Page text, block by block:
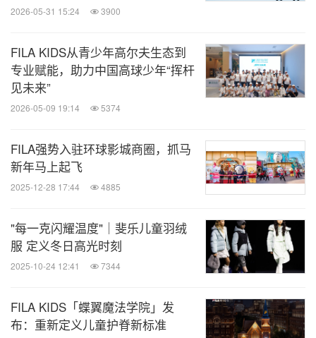
大秀第四章节以“钻石杯联名”为主题，参赛选手上身
FILA KIDS钻石杯联名款单品进行走秀，展现独属下
一代传奇的自信、朝气与坚定，诠释GEN ALFA「看
好我这场」的风采。最后“即刻起势”，所有选手在秀
场做发球准备，全力挥拍，打出自己的制胜ACE球，
幕。
2026-05-31 15:24 3900
FILA KIDS从青少年高尔夫生态到
专业赋能，助力中国高球少年“挥杆
见未来”
2026-05-09 19:14 5374
FILA强势入驻环球影城商圈，抓马
新年马上起飞
2025-12-28 17:44 4885
"每一克闪耀温度"｜斐乐儿童羽绒
服 定义冬日高光时刻
2025-10-24 12:41 7344
FILA KIDS「蝶翼魔法学院」发
布：重新定义儿童护脊新标准